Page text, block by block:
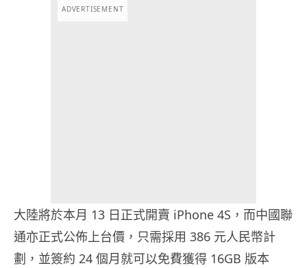
ADVERTISEMENT
大陸將於本月 13 日正式開賣 iPhone 4S，而中國聯
通亦正式公佈上台價，只需採用 386 元人民幣計
劃，並簽約 24 個月就可以免費獲得 16GB 版本